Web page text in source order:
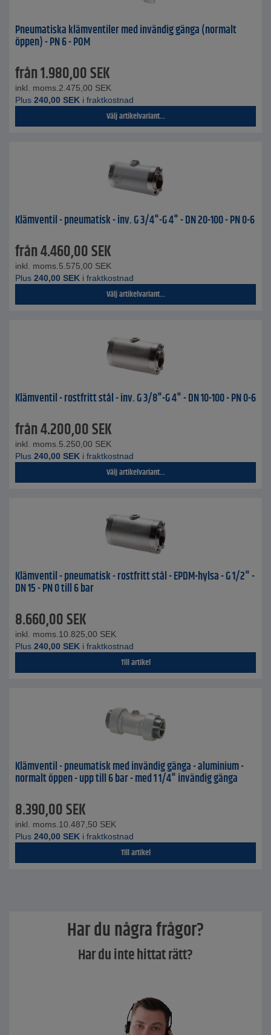
Pneumatiska klämventiler med invändig gänga (normalt
öppen) - PN 6 - POM
från1.980,00SEK
inkl. moms. 2.475,00 SEK
Plus 240,00 SEK i fraktkostnad
Välj artikelvariant...
Klämventil - pneumatisk - inv. G 3/4"-G 4" - DN 20-100 - PN 0-6
från4.460,00SEK
inkl. moms. 5.575,00 SEK
Plus 240,00 SEK i fraktkostnad
Välj artikelvariant...
Klämventil - rostfritt stål - inv. G 3/8"-G 4" - DN 10-100 - PN 0-6
från4.200,00SEK
inkl. moms. 5.250,00 SEK
Plus 240,00 SEK i fraktkostnad
Välj artikelvariant...
Klämventil - pneumatisk - rostfritt stål - EPDM-hylsa - G 1/2" -
DN 15 - PN 0 till 6 bar
8.660,00SEK
inkl. moms. 10.825,00 SEK
Plus 240,00 SEK i fraktkostnad
Till artikel
Klämventil - pneumatisk med invändig gänga - aluminium -
normalt öppen - upp till 6 bar - med 1 1/4" invändig gänga
8.390,00SEK
inkl. moms. 10.487,50 SEK
Plus 240,00 SEK i fraktkostnad
Till artikel
Har du några frågor?
Har du inte hittat rätt?